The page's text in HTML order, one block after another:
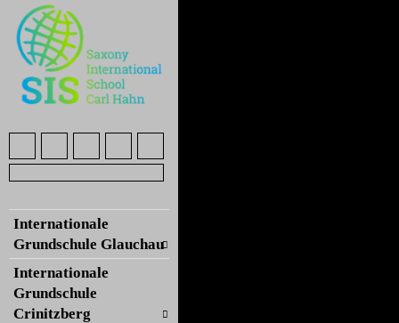
Internationale
Grundschule Glauchau
Internationale
Grundschule
Crinitzberg